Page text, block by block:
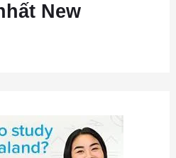
New